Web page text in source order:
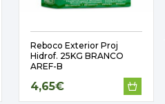
Reboco Exterior Proj
Hidrof. 25KG BRANCO
AREF-B
4,65€